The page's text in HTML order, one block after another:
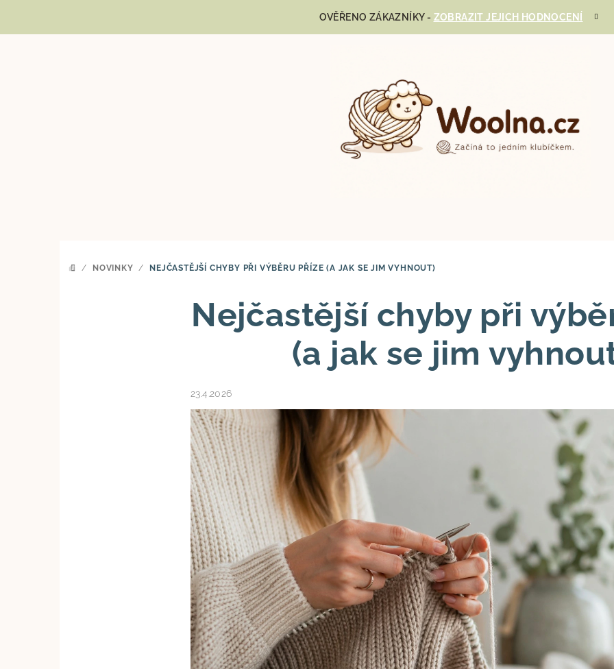
OVĚŘENO ZÁKAZNÍKY - ZOBRAZIT JEJICH HODNOCENÍ
DOMŮ
/ NOVINKY / NEJČASTĚJŠÍ CHYBY PŘI VÝBĚRU PŘÍZE (A JAK SE JIM VYHNOUT)
Nejčastější chyby při
(a jak se jim
23.4.2026